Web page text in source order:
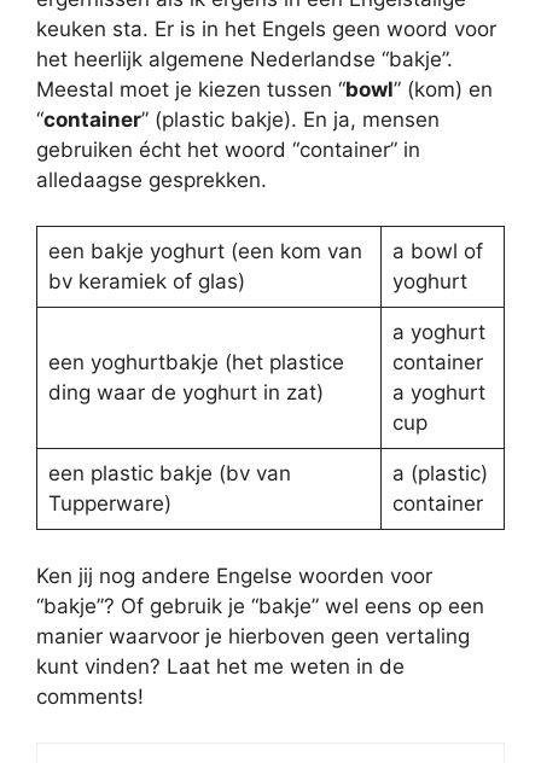
keuken sta. Er is in het Engels geen woord voor
het heerlijk algemene Nederlandse “bakje”.
Meestal moet je kiezen tussen “bowl” (kom) en
“container” (plastic bakje). En ja, mensen
gebruiken écht het woord “container” in
alledaagse gesprekken.
een bakje yoghurt (een kom van
bv keramiek of glas)
a bowl of
yoghurt
een yoghurtbakje (het plastice
ding waar de yoghurt in zat)
a yoghurt
container
a yoghurt
cup
een plastic bakje (bv van
Tupperware)
a (plastic)
container
Ken jij nog andere Engelse woorden voor
“bakje”? Of gebruik je “bakje” wel eens op een
manier waarvoor je hierboven geen vertaling
kunt vinden? Laat het me weten in de
comments!